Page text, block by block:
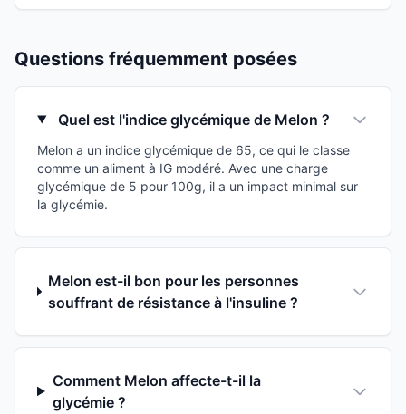
Questions fréquemment posées
Quel est l'indice glycémique de Melon ?
Melon a un indice glycémique de 65, ce qui le classe
comme un aliment à IG modéré. Avec une charge
glycémique de 5 pour 100g, il a un impact minimal sur
la glycémie.
Melon est-il bon pour les personnes
souffrant de résistance à l'insuline ?
Comment Melon affecte-t-il la
glycémie ?